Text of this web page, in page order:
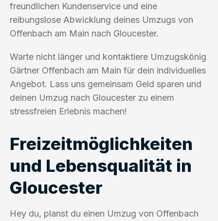
freundlichen Kundenservice und eine
reibungslose Abwicklung deines Umzugs von
Offenbach am Main nach Gloucester.
Warte nicht länger und kontaktiere Umzugskönig
Gärtner Offenbach am Main für dein individuelles
Angebot. Lass uns gemeinsam Geld sparen und
deinen Umzug nach Gloucester zu einem
stressfreien Erlebnis machen!
Freizeitmöglichkeiten
und Lebensqualität in
Gloucester
Hey du, planst du einen Umzug von Offenbach